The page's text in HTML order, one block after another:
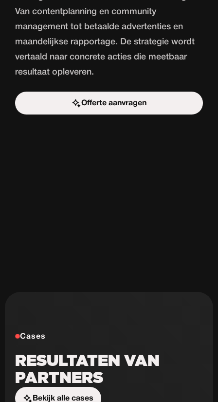
Van contentplanning en community
management tot betaalde advertenties en
maandelijkse rapportage. De strategie wordt
vertaald naar concrete acties die meetbaar
resultaat opleveren.
Offerte aanvragen
Start de uitdaging
Cases
RESULTATEN VAN
PARTNERS
Bekijk alle cases